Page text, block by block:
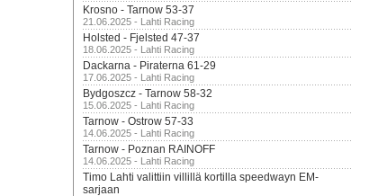
Krosno - Tarnow 53-37
21.06.2025 - Lahti Racing
Holsted - Fjelsted 47-37
18.06.2025 - Lahti Racing
Dackarna - Piraterna 61-29
17.06.2025 - Lahti Racing
Bydgoszcz - Tarnow 58-32
15.06.2025 - Lahti Racing
Tarnow - Ostrow 57-33
14.06.2025 - Lahti Racing
Tarnow - Poznan RAINOFF
14.06.2025 - Lahti Racing
Timo Lahti valittiin villillä kortilla speedwayn EM-
sarjaan